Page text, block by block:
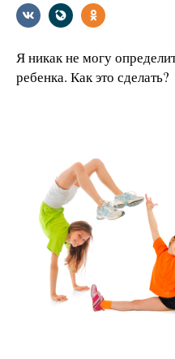
Я никак не могу
ребенка. Как это сделать?